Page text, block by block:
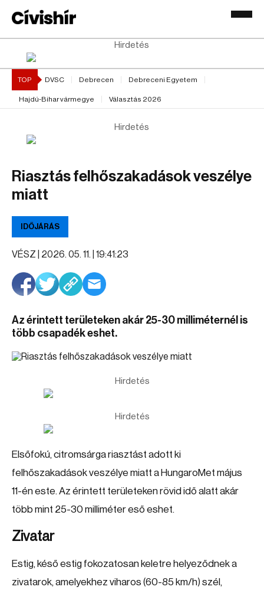
Hirdetés
TOP DVSC Debrecen Debreceni Egyetem
Hajdú-Bihar vármegye Választás 2026
Hirdetés
Riasztás felhőszakadások veszélye
miatt
IDŐJÁRÁS
VÉSZ | 2026. 05. 11. | 19:41:23
Az érintett területeken akár 25-30 milliméternél is
több csapadék eshet.
Hirdetés
Hirdetés
Elsőfokú, citromsárga riasztást adott ki
felhőszakadások veszélye miatt a HungaroMet május
11-én este. Az érintett területeken rövid idő alatt akár
több mint 25-30 milliméter eső eshet.
Zivatar
Estig, késő estig fokozatosan keletre helyeződnek a
zivatarok, amelyekhez viharos (60-85 km/h) szél,